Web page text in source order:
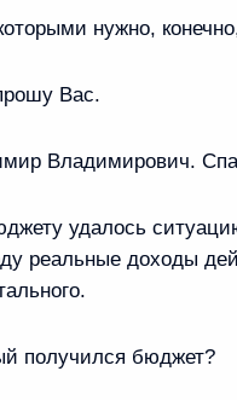
Информационные
ресурсы
нужно,
Вас.
Владимирович.
удалось
реальные доходы
получился бюджет?